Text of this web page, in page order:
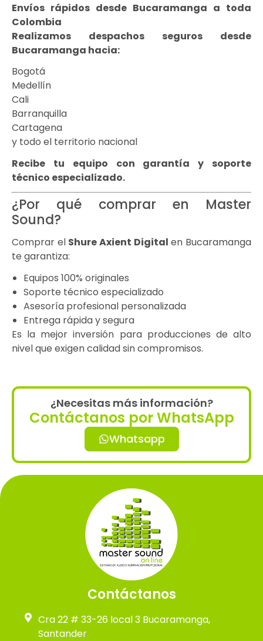
Envíos rápidos desde Bucaramanga a toda
Colombia
Realizamos despachos seguros desde
Bucaramanga hacia:
Bogotá
Medellín
Cali
Barranquilla
Cartagena
y todo el territorio nacional
Recibe tu equipo con garantía y soporte
técnico especializado.
¿Por qué comprar en Master
Sound?
Comprar el Shure Axient Digital en Bucaramanga
te garantiza:
Equipos 100% originales
Soporte técnico especializado
Asesoría profesional personalizada
Entrega rápida y segura
Es la mejor inversión para producciones de alto
nivel que exigen calidad sin compromisos.
¿Necesitas más información?
Contáctanos por WhatsApp
Whatsapp
Contáctanos
Cra 22 # 33-26 local 3 Bucaramanga,
Santander